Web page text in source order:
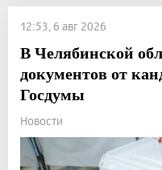
12:53, 6 авг 2026
В Челябинской
документов от
Госдумы
Новости